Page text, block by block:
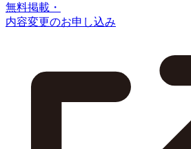
無料掲載・
内容変更のお申し込み